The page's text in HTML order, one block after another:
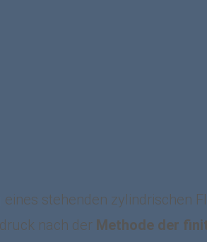
eines stehenden zylindrischen
nach der Methode der